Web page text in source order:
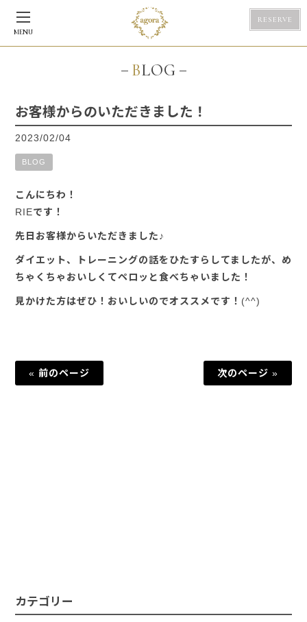
MENU
RESERVE
BLOG
お客様からのいただきました！
2023/02/04
BLOG
こんにちわ！
RIEです！
先日お客様からいただきました♪
ダイエット、トレーニングの話をひたすらしてましたが、め
ちゃくちゃおいしくてペロッと食べちゃいました！
見かけた方はぜひ！おいしいのでオススメです！(^^)
« 前のページ 次のページ »
カテゴリー